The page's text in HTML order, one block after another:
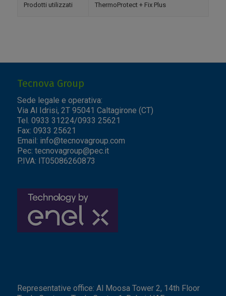
Prodotti utilizzati ThermoProtect + Fix Plus
Tecnova Group
Sede legale e operativa:
Via Al Idrisi, 2T 95041 Caltagirone (CT)
Tel. 0933 31224/0933 25621
Fax: 0933 25621
Email: info@tecnovagroup.com
Pec: tecnovagroup@pec.it
P.IVA: IT05086260873
Representative office: Al Moosa Tower 2, 14th Floor